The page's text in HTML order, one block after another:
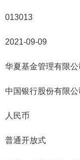
013013
2021-09-09
华夏基金管理有限公
中国银行股份有限公
人民币
普通开放式